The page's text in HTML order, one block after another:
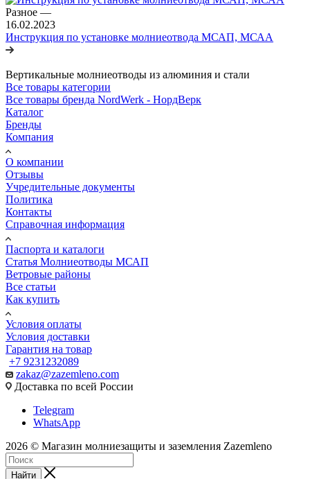
Разное —
16.02.2023
Инструкция по установке молниеотвода МСАП, МСАА
Вертикальные молниеотводы из алюминия и стали
Все товары категории
Все товары бренда NordWerk - НордВерк
Каталог
Бренды
Компания
О компании
Отзывы
Учредительные документы
Политика
Контакты
Справочная информация
Паспорта и каталоги
Статья Молниеотводы МСАП
Ветровые районы
Все статьи
Как купить
Условия оплаты
Условия доставки
Гарантия на товар
+7 9231232089
zakaz@zazemleno.com
Доставка по всей России
Telegram
WhatsApp
2026 © Магазин молниезащиты и заземления Zazemleno
Найти